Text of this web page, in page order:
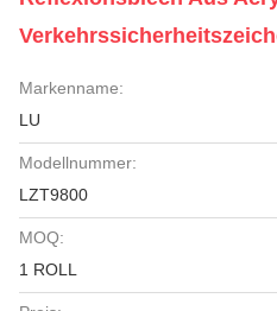
Markenname:
LU
Modellnummer:
LZT9800
MOQ:
1 ROLL